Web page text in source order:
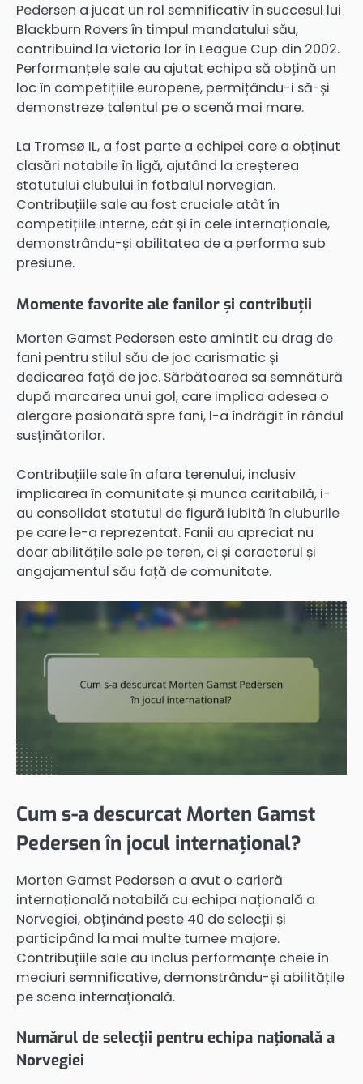
Pedersen a jucat un rol semnificativ în succesul lui
Blackburn Rovers în timpul mandatului său,
contribuind la victoria lor în League Cup din 2002.
Performanțele sale au ajutat echipa să obțină un
loc în competițiile europene, permițându-i să-și
demonstreze talentul pe o scenă mai mare.
La Tromsø IL, a fost parte a echipei care a obținut
clasări notabile în ligă, ajutând la creșterea
statutului clubului în fotbalul norvegian.
Contribuțiile sale au fost cruciale atât în
competițiile interne, cât și în cele internaționale,
demonstrându-și abilitatea de a performa sub
presiune.
Momente favorite ale fanilor și contribuții
Morten Gamst Pedersen este amintit cu drag de
fani pentru stilul său de joc carismatic și
dedicarea față de joc. Sărbătoarea sa semnătură
după marcarea unui gol, care implica adesea o
alergare pasionată spre fani, l-a îndrăgit în rândul
susținătorilor.
Contribuțiile sale în afara terenului, inclusiv
implicarea în comunitate și munca caritabilă, i-
au consolidat statutul de figură iubită în cluburile
pe care le-a reprezentat. Fanii au apreciat nu
doar abilitățile sale pe teren, ci și caracterul și
angajamentul său față de comunitate.
Cum s-a descurcat Morten Gamst
Pedersen în jocul internațional?
Morten Gamst Pedersen a avut o carieră
internațională notabilă cu echipa națională a
Norvegiei, obținând peste 40 de selecții și
participând la mai multe turnee majore.
Contribuțiile sale au inclus performanțe cheie în
meciuri semnificative, demonstrându-și abilitățile
pe scena internațională.
Numărul de selecții pentru echipa națională a
Norvegiei